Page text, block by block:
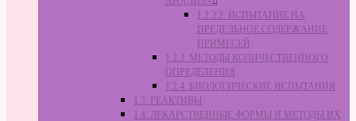
1.2.2.2. ИСПЫТАНИЕ НА
ПРЕДЕЛЬНОЕ СОДЕРЖАНИЕ
ПРИМЕСЕЙ
1.2.3. МЕТОДЫ КОЛИЧЕСТВЕННОГО
ОПРЕДЕЛЕНИЯ
1.2.4. БИОЛОГИЧЕСКИЕ ИСПЫТАНИЯ
1.3. РЕАКТИВЫ
1.4. ЛЕКАРСТВЕННЫЕ ФОРМЫ И МЕТОДЫ ИХ